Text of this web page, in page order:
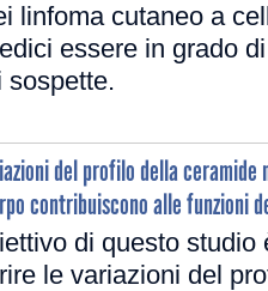
linfoma cutaneo a
essere in grado
sospette.
del profilo della
contribuiscono alle funzioni
di questo studio
le variazioni del